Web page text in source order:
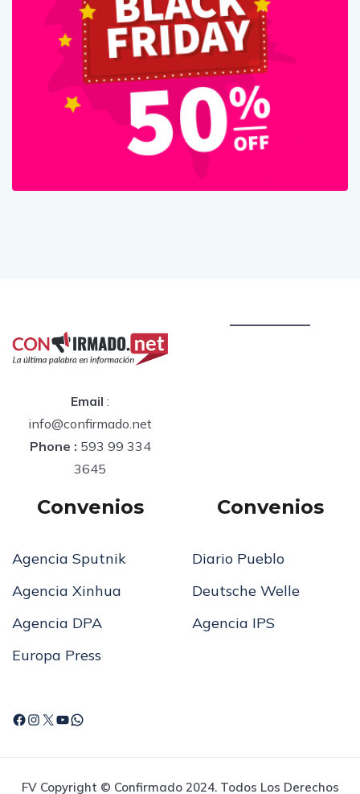
Email :
info@confirmado.net
Phone : 593 99 334
3645
Convenios
Agencia Sputnik
Agencia Xinhua
Agencia DPA
Europa Press
Convenios
Diario Pueblo
Deutsche Welle
Agencia IPS
FV Copyright © Confirmado 2024. Todos Los Derechos